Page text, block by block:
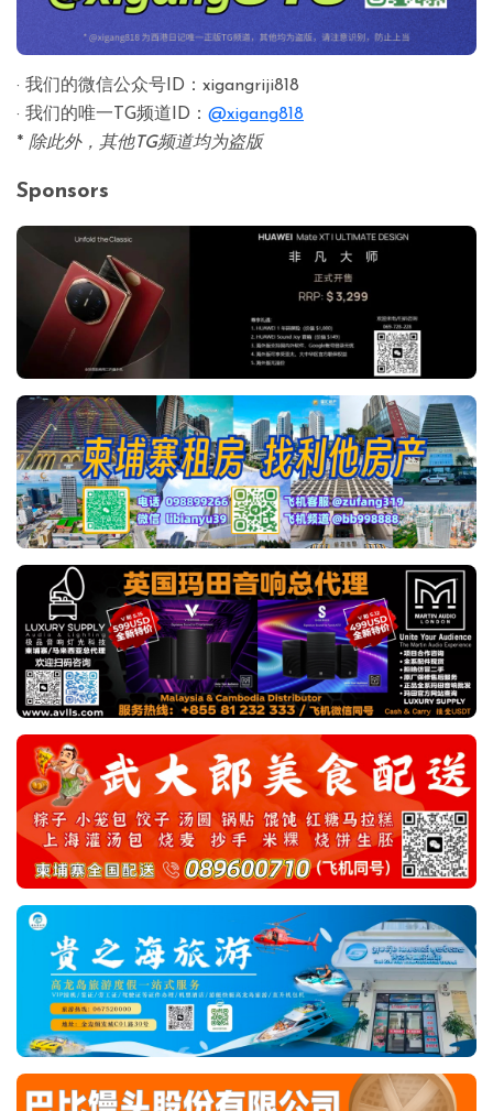
· 我们的微信公众号ID：xigangriji818
· 我们的唯一TG频道ID： @xigang818
* 除此外，其他TG频道均为盗版
Sponsors